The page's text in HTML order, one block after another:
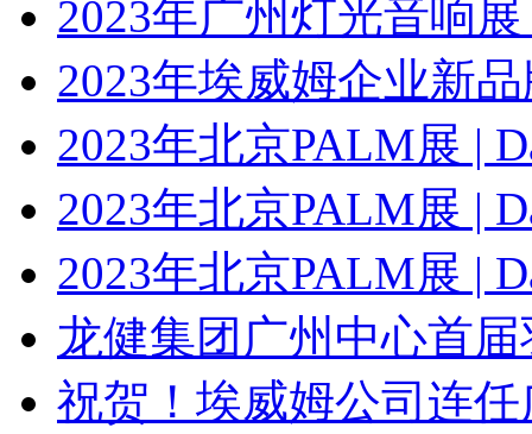
2023年广州灯光音响展
2023年埃威姆企业新
2023年北京PALM展 |
2023年北京PALM展 |
2023年北京PALM展 |
龙健集团广州中心首
祝贺！埃威姆公司连